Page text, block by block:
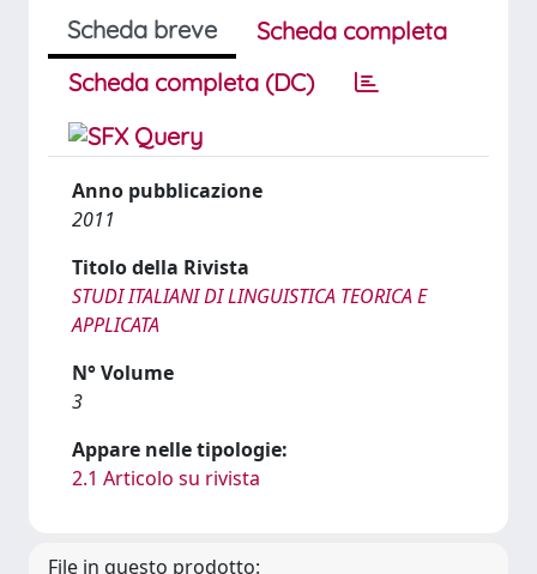
Scheda breve
Scheda completa
Scheda completa (DC)
Anno pubblicazione
2011
Titolo della Rivista
STUDI ITALIANI DI LINGUISTICA TEORICA E
APPLICATA
N° Volume
3
Appare nelle tipologie:
2.1 Articolo su rivista
File in questo prodotto: